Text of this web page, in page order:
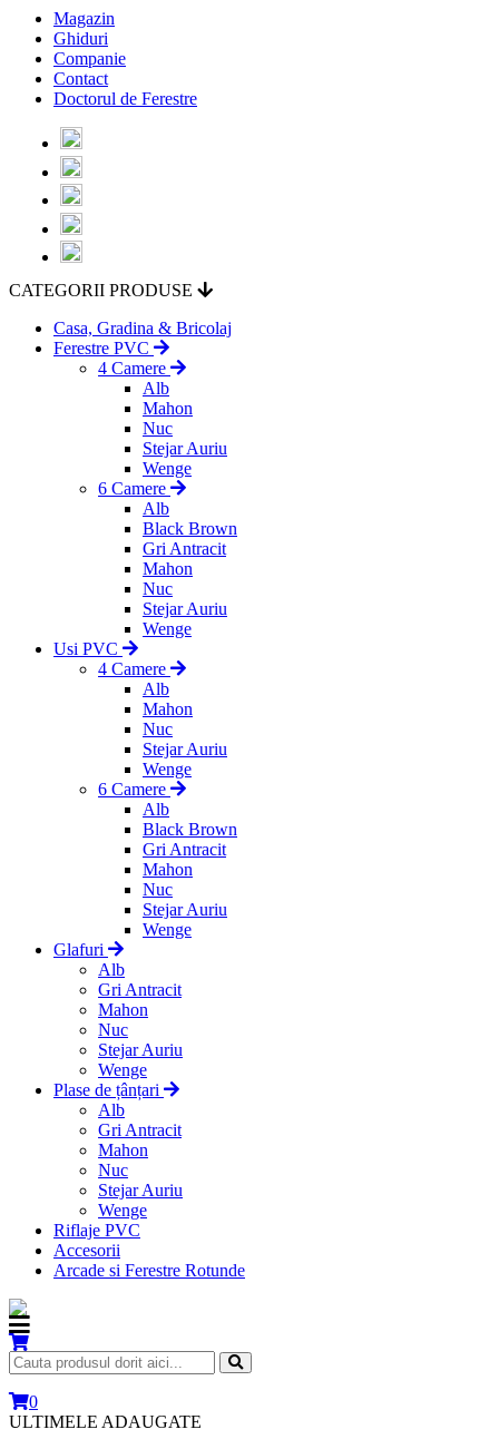
Magazin
Ghiduri
Companie
Contact
Doctorul de Ferestre
CATEGORII PRODUSE
Casa, Gradina & Bricolaj
Ferestre PVC
4 Camere
Alb
Mahon
Nuc
Stejar Auriu
Wenge
6 Camere
Alb
Black Brown
Gri Antracit
Mahon
Nuc
Stejar Auriu
Wenge
Usi PVC
4 Camere
Alb
Mahon
Nuc
Stejar Auriu
Wenge
6 Camere
Alb
Black Brown
Gri Antracit
Mahon
Nuc
Stejar Auriu
Wenge
Glafuri
Alb
Gri Antracit
Mahon
Nuc
Stejar Auriu
Wenge
Plase de țânțari
Alb
Gri Antracit
Mahon
Nuc
Stejar Auriu
Wenge
Riflaje PVC
Accesorii
Arcade si Ferestre Rotunde
0
ULTIMELE ADAUGATE